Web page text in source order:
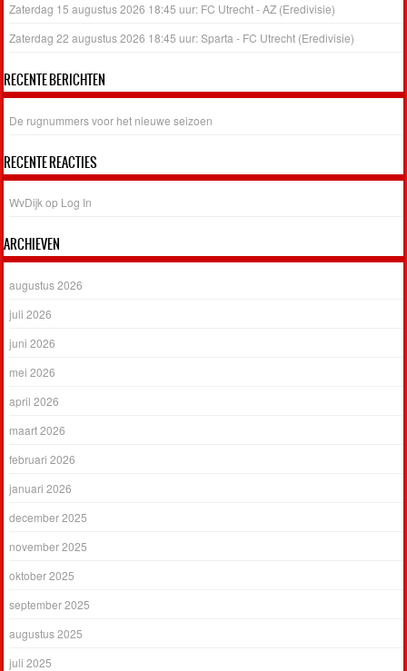
Zaterdag 15 augustus 2026 18:45 uur: FC Utrecht - AZ (Eredivisie)
Zaterdag 22 augustus 2026 18:45 uur: Sparta - FC Utrecht (Eredivisie)
RECENTE BERICHTEN
De rugnummers voor het nieuwe seizoen
RECENTE REACTIES
WvDijk op Log In
ARCHIEVEN
augustus 2026
juli 2026
juni 2026
mei 2026
april 2026
maart 2026
februari 2026
januari 2026
december 2025
november 2025
oktober 2025
september 2025
augustus 2025
juli 2025